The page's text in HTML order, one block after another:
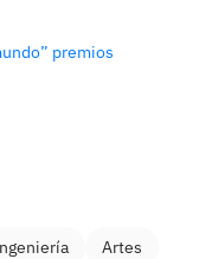
premios
Artes